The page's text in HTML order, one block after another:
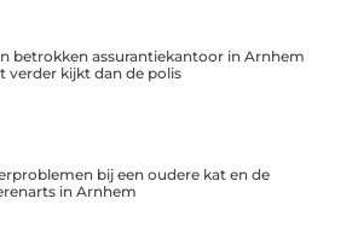
betrokken assurantiekantoor in Arnhem
verder kijkt dan de polis
bij een oudere kat en de
in Arnhem